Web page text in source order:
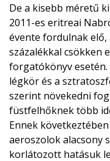
De a kisebb méretű
2011-es eritreai
évente fordulnak
százalékkal csökken
forgatókönyv
légkör és a
szerint növekedni
füstfelhőknek több
Ennek
aeroszolok alacsony
korlátozott hatásuk